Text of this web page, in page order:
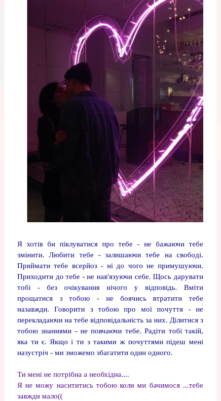
Я хотів би піклуватися про тебе - не бажаючи тебе
змінити. Любити тебе - залишаючи тебе на свободі.
Приймати тебе всерйоз - ні до чого не примушуючи.
Приходити до тебе - не нав'язуючи себе. Щось дарувати
тобі - без очікування нічого у відповідь. Вміти
прощатися з тобою - не боячись втратити тебе
назавжди. Говорити з тобою про мої почуття - не
перекладаючи на тебе відповідальність за них. Ділитися з
тобою знаннями - не повчаючи тебе. Радіти тобі такій,
яка ти є. Якщо і ти з такими ж почуттями підеш мені
назустріч - ми зможемо збагатити один одного.
Ти мені не потрібна а необхідна....
Я не можу насититись тобою коли ми бачимося ...тебе
завжди мало((